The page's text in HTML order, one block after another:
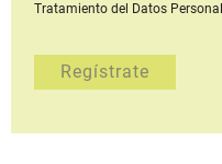
Tratamiento del Datos